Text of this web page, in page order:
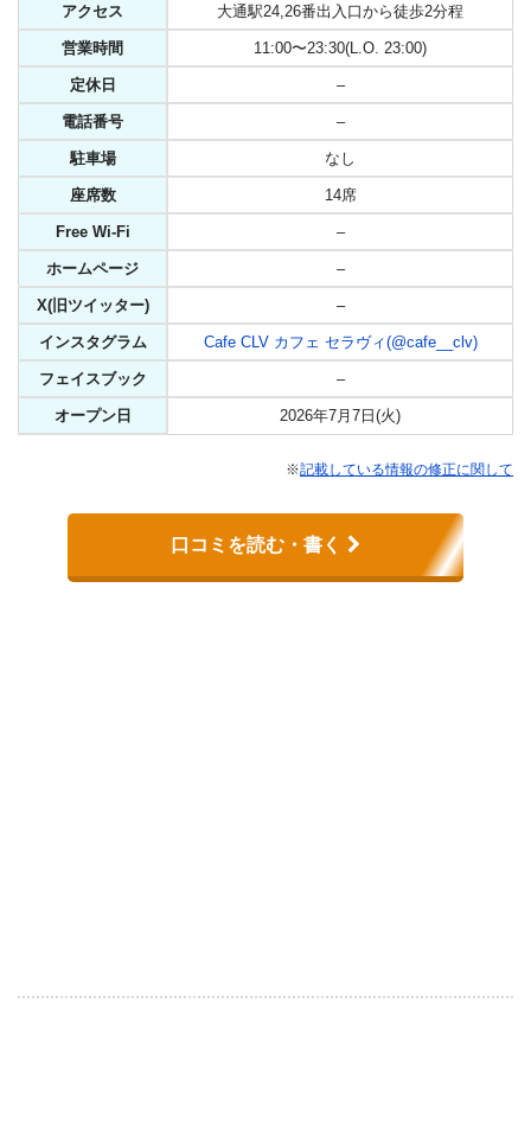
アクセス 大通駅24,26番出入口から徒歩2分程
営業時間 11:00〜23:30(L.O. 23:00)
定休日 –
電話番号 –
駐車場 なし
座席数 14席
Free Wi-Fi –
ホームページ –
X(旧ツイッター) –
インスタグラム Cafe CLV カフェ セラヴィ(@cafe__clv)
フェイスブック –
オープン日 2026年7月7日(火)
※記載している情報の修正に関して
口コミを読む・書く